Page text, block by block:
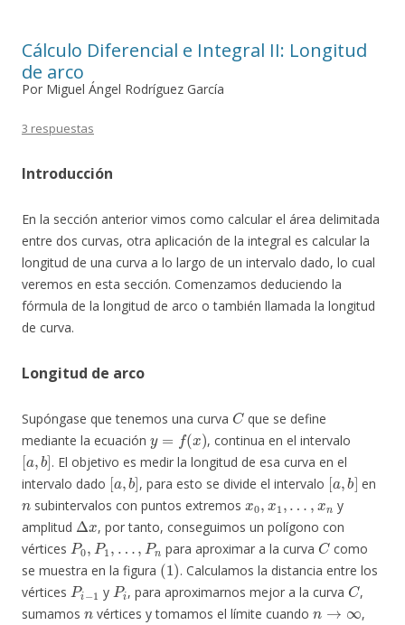
Cálculo Diferencial e Integral II: Longitud
de arco
Por Miguel Ángel Rodríguez García
3 respuestas
Introducción
En la sección anterior vimos como calcular el área delimitada
entre dos curvas, otra aplicación de la integral es calcular la
longitud de una curva a lo largo de un intervalo dado, lo cual
veremos en esta sección. Comenzamos deduciendo la
fórmula de la longitud de arco o también llamada la longitud
de curva.
Longitud de arco
Supóngase que tenemos una curva
C
que se define
mediante la ecuación
y= (x)
, continua en el intervalo
[a,b]
. El objetivo es medir la longitud de esa curva en el
intervalo dado
[a ,b]
, para esto se divide el intervalo
[ a,b]
en
n
subintervalos con puntos extremos
x0,x1,… ,xn
y
amplitud
Δx
, por tanto, conseguimos un polígono con
vértices
P0,P1,… ,Pn
para aproximar a la curva
C
como
se muestra en la figura
(1)
. Calculamos la distancia entre los
vértices
Pi−1
y
Pi
, para aproximarnos mejor a la curva
C
,
sumamos
n
vértices y tomamos el límite cuando
n→∞
,